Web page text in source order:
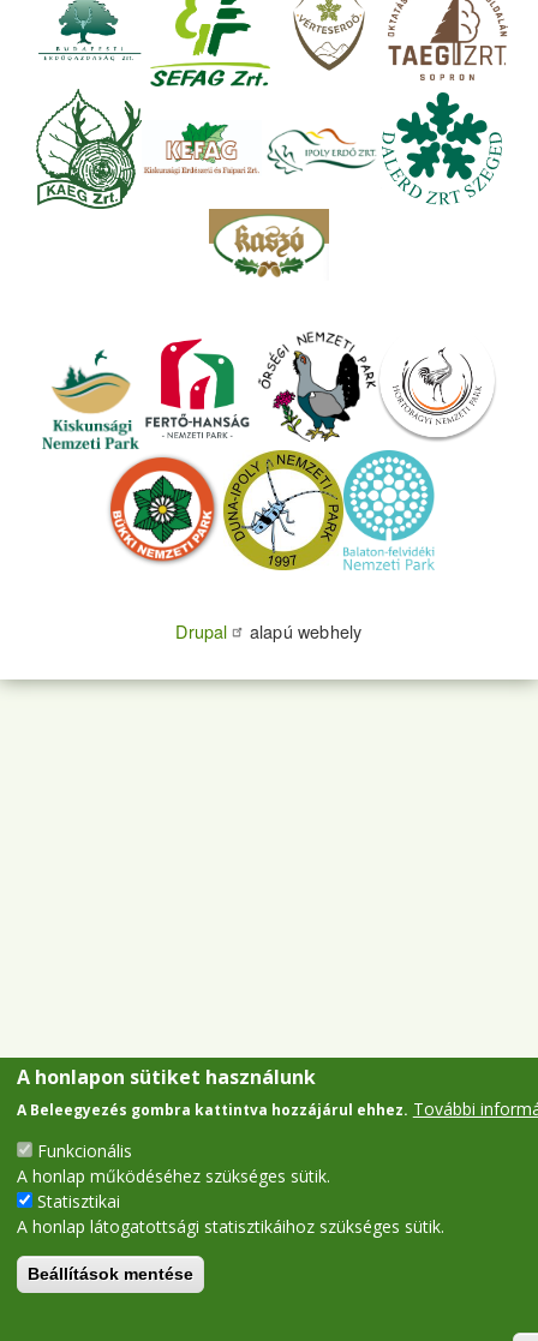
Drupal alapú webhely
A honlapon sütiket használunk
A Beleegyezés gombra kattintva hozzájárul ehhez. További
Funkcionális
A honlap működéséhez szükséges sütik.
Statisztikai
A honlap látogatottsági statisztikáihoz szükséges sütik.
Beállítások mentése